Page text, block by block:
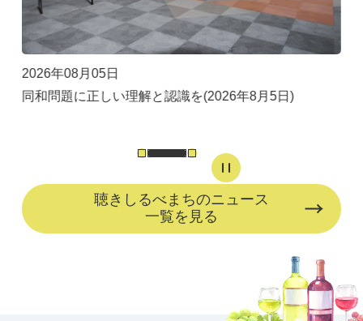
2026年08月06日
2026年08月05日
同和問題に正しい理解と認識を(2026年8月5日)
2026年07月24日
スラ
イド
止
聴きしるべまちのニュース
一覧を見る